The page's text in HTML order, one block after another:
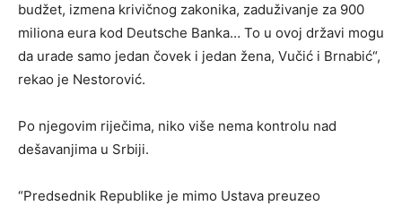
budžet, izmena krivičnog zakonika, zaduživanje za 900
miliona eura kod Deutsche Banka… To u ovoj državi mogu
da urade samo jedan čovek i jedan žena, Vučić i Brnabić“,
rekao je Nestorović.
Po njegovim riječima, niko više nema kontrolu nad
dešavanjima u Srbiji.
“Predsednik Republike je mimo Ustava preuzeo